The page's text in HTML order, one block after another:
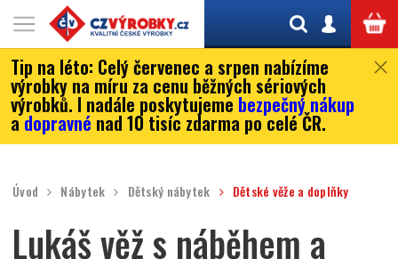
Tip na léto: Celý červenec a srpen nabízíme
výrobky na míru za cenu běžných sériových
výrobků. I nadále poskytujeme bezpečný nákup
adopravné nad 10 tisíc zdarma po celé ČR.
Úvod Nábytek Dětský nábytek Dětské věže a doplňky
Lukáš věž s náběhem a